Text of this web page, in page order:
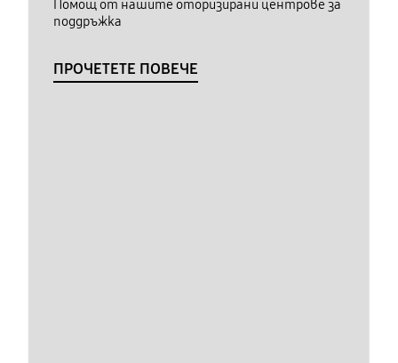
Помощ от нашите оторизирани центрове за
поддръжка
ПРОЧЕТЕТЕ ПОВЕЧЕ